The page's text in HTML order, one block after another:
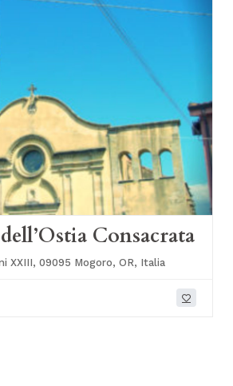
Consacrata
XXIII, 09095 Mogoro, OR, Italia